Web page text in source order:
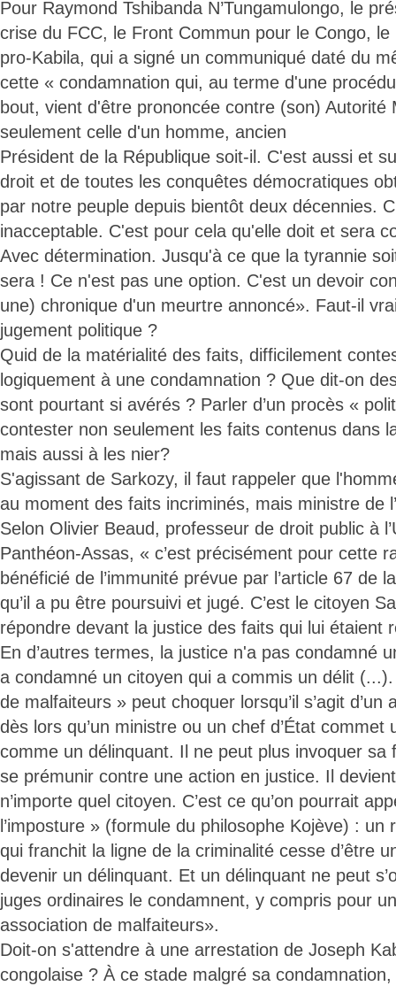
Pour Raymond Tshibanda N’Tungamulongo, le
crise du FCC, le Front Commun pour le Congo,
pro-Kabila, qui a signé un communiqué daté du
cette « condamnation qui, au terme d'une
bout, vient d'être prononcée contre (son) Autorité
seulement celle d'un homme, ancien
Président de la République soit-il. C'est aussi et
droit et de toutes les conquêtes démocratiques
par notre peuple depuis bientôt deux décennies.
inacceptable. C'est pour cela qu'elle doit et sera
Avec détermination. Jusqu'à ce que la tyrannie
sera ! Ce n'est pas une option. C'est un devoir
une) chronique d'un meurtre annoncé». Faut-il
jugement politique ?
Quid de la matérialité des faits, difficilement
logiquement à une condamnation ? Que dit-on
sont pourtant si avérés ? Parler d’un procès «
contester non seulement les faits contenus dans
mais aussi à les nier?
S'agissant de Sarkozy, il faut rappeler que
au moment des faits incriminés, mais ministre de
Selon Olivier Beaud, professeur de droit public à
Panthéon-Assas, « c’est précisément pour cette
bénéficié de l’immunité prévue par l’article 67 de
qu’il a pu être poursuivi et jugé. C’est le citoyen
répondre devant la justice des faits qui lui étaient
En d’autres termes, la justice n'a pas condamné
a condamné un citoyen qui a commis un délit (...).
de malfaiteurs » peut choquer lorsqu’il s’agit
dès lors qu’un ministre ou un chef d’État commet
comme un délinquant. Il ne peut plus invoquer sa
se prémunir contre une action en justice. Il
n’importe quel citoyen. C’est ce qu’on pourrait
l’imposture » (formule du philosophe Kojève) : un
qui franchit la ligne de la criminalité cesse d’être
devenir un délinquant. Et un délinquant ne peut
juges ordinaires le condamnent, y compris pour
association de malfaiteurs».
Doit-on s'attendre à une arrestation de Joseph
congolaise ? À ce stade malgré sa